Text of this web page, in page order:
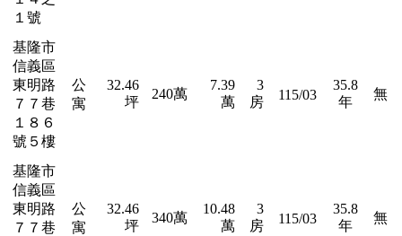
１號
基隆市
信義區
東明路
７７巷
１８６
號５樓
公
寓
32.46
坪
240萬
7.39
萬
3
房
115/03
35.8
年
無
基隆市
信義區
東明路
７７巷
公
寓
32.46
坪
340萬
10.48
萬
3
房
115/03
35.8
年
無